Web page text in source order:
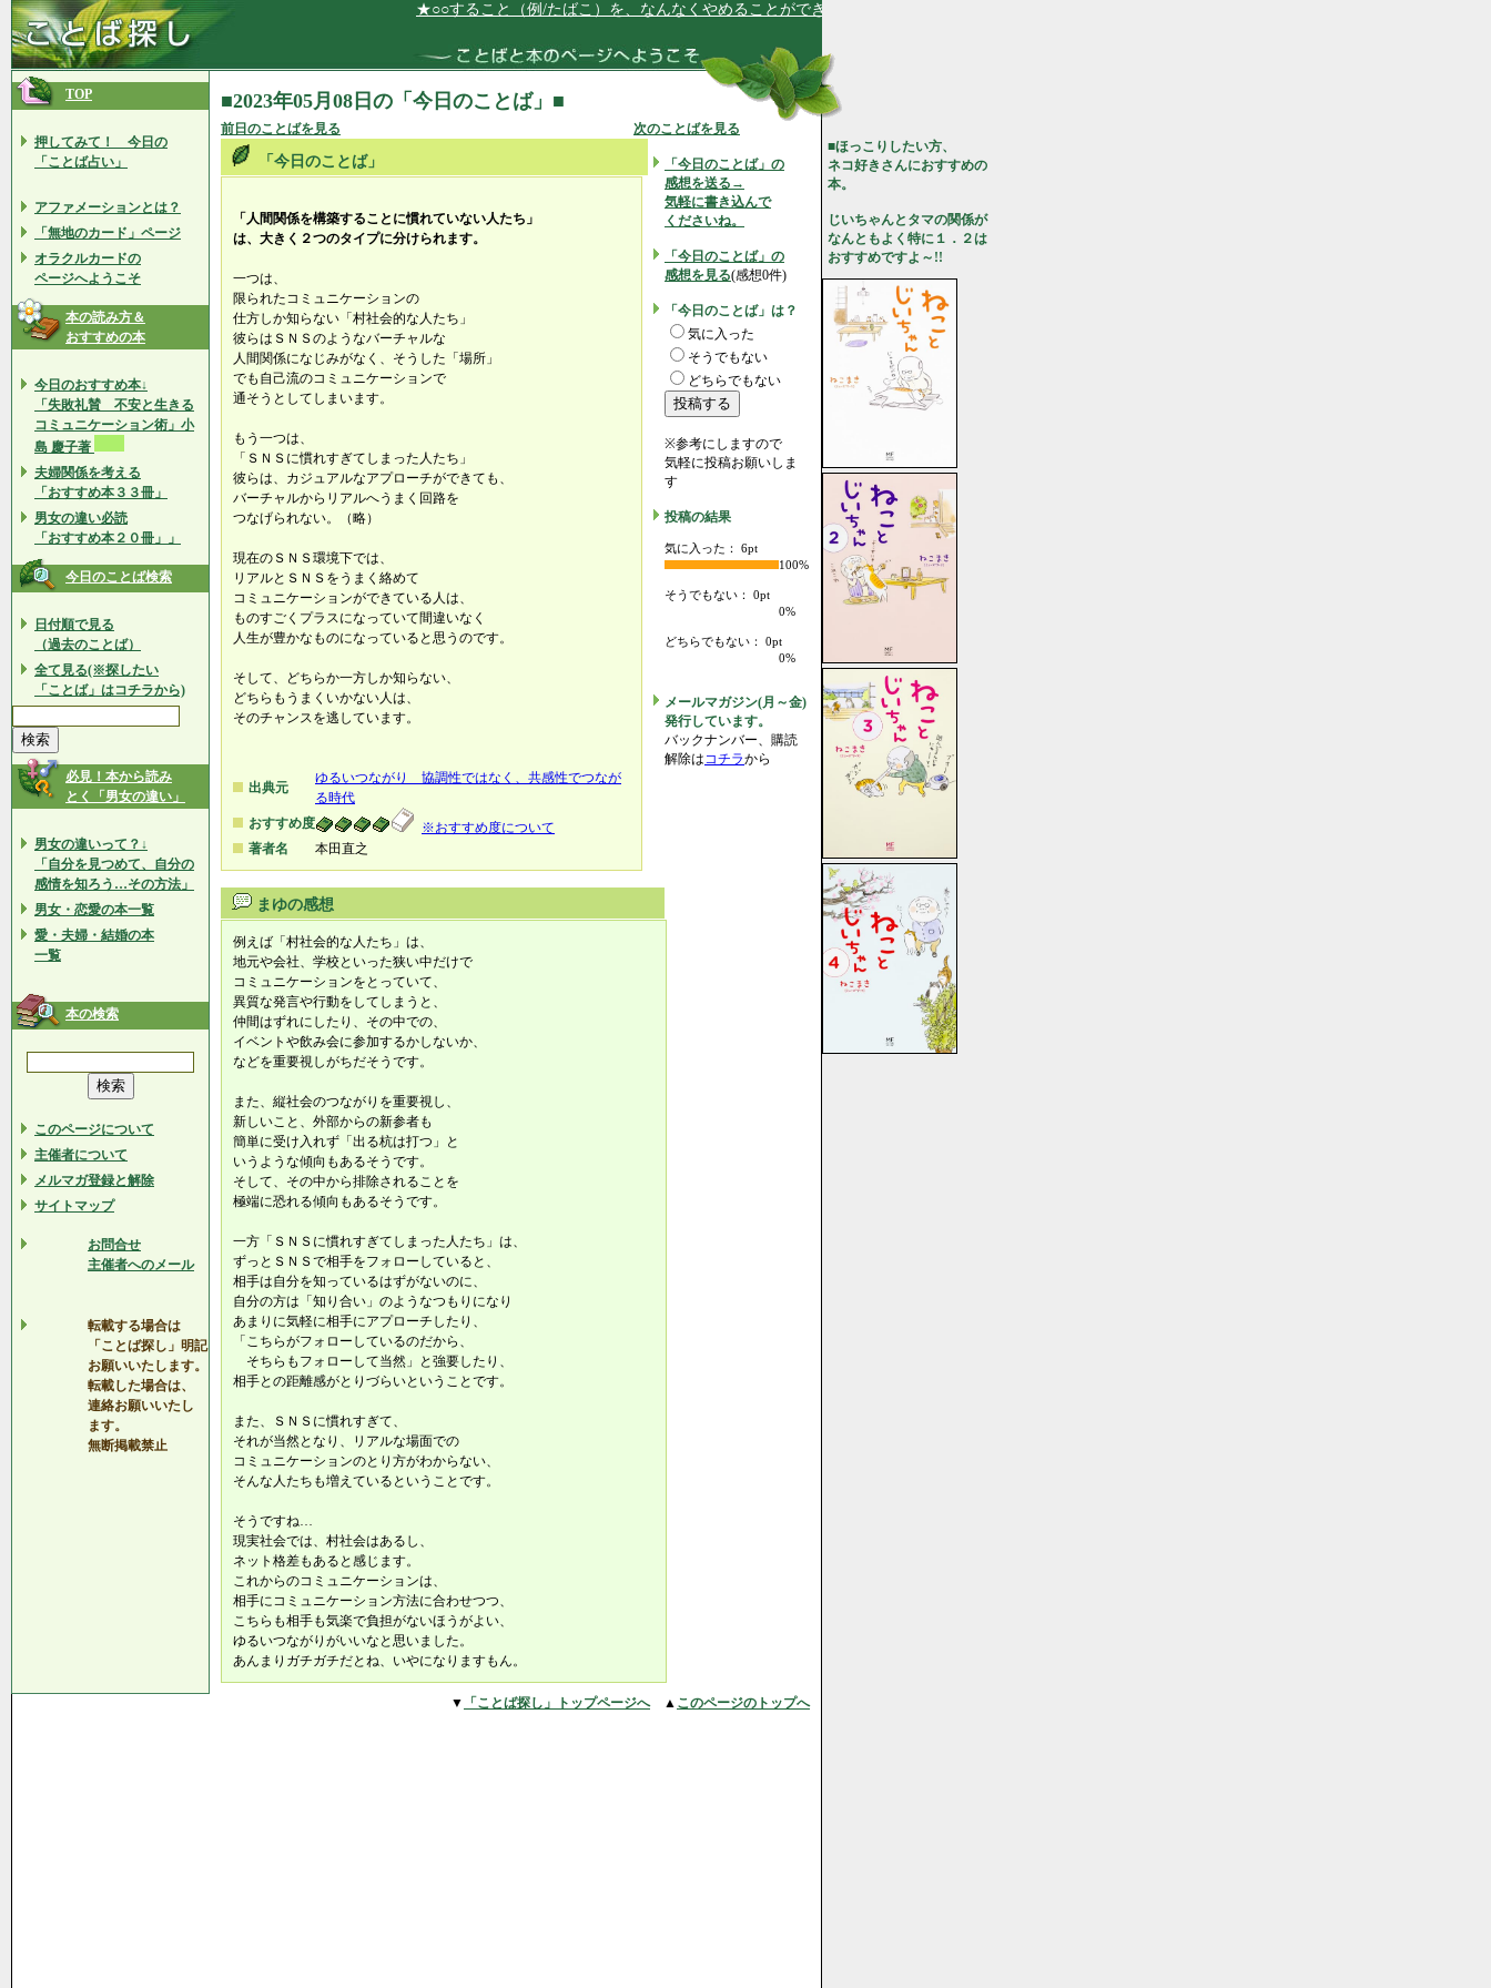
★○○すること（例/たばこ）を、なんなくやめることができます★
TOP
押してみて！ 今日の
「ことば占い」
アファメーションとは？
「無地のカード」ページ
オラクルカードの
ページへようこそ
本の読み方＆
おすすめの本
今日のおすすめ本↓
「失敗礼賛 不安と生きる
コミュニケーション術」小
島 慶子著
夫婦関係を考える
「おすすめ本３３冊」
男女の違い必読
「おすすめ本２０冊」」
今日のことば検索
日付順で見る
（過去のことば）
全て見る(※探したい
「ことば」はコチラから)
必見！本から読み
とく「男女の違い」
男女の違いって？↓
「自分を見つめて、自分の
感情を知ろう…その方法」
男女・恋愛の本一覧
愛・夫婦・結婚の本
一覧
本の検索
このページについて
主催者について
メルマガ登録と解除
サイトマップ
お問合せ
主催者へのメール
転載する場合は
「ことば探し」明記
お願いいたします。
転載した場合は、
連絡お願いいたし
ます。
無断掲載禁止
■2023年05月08日の「今日のことば」■
前日のことばを見る 次のことばを見る
「今日のことば」
「人間関係を構築することに慣れていない人たち」
は、大きく２つのタイプに分けられます。
一つは、
限られたコミュニケーションの
仕方しか知らない「村社会的な人たち」
彼らはＳＮＳのようなバーチャルな
人間関係になじみがなく、そうした「場所」
でも自己流のコミュニケーションで
通そうとしてしまいます。
もう一つは、
「ＳＮＳに慣れすぎてしまった人たち」
彼らは、カジュアルなアプローチができても、
バーチャルからリアルへうまく回路を
つなげられない。（略）
現在のＳＮＳ環境下では、
リアルとＳＮＳをうまく絡めて
コミュニケーションができている人は、
ものすごくプラスになっていて間違いなく
人生が豊かなものになっていると思うのです。
そして、どちらか一方しか知らない、
どちらもうまくいかない人は、
そのチャンスを逃しています。
出典元
ゆるいつながり 協調性ではなく、共感性でつなが
る時代
おすすめ度
※おすすめ度について
著者名
本田直之
まゆの感想
例えば「村社会的な人たち」は、
地元や会社、学校といった狭い中だけで
コミュニケーションをとっていて、
異質な発言や行動をしてしまうと、
仲間はずれにしたり、その中での、
イベントや飲み会に参加するかしないか、
などを重要視しがちだそうです。
また、縦社会のつながりを重要視し、
新しいこと、外部からの新参者も
簡単に受け入れず「出る杭は打つ」と
いうような傾向もあるそうです。
そして、その中から排除されることを
極端に恐れる傾向もあるそうです。
一方「ＳＮＳに慣れすぎてしまった人たち」は、
ずっとＳＮＳで相手をフォローしていると、
相手は自分を知っているはずがないのに、
自分の方は「知り合い」のようなつもりになり
あまりに気軽に相手にアプローチしたり、
「こちらがフォローしているのだから、
そちらもフォローして当然」と強要したり、
相手との距離感がとりづらいということです。
また、ＳＮＳに慣れすぎて、
それが当然となり、リアルな場面での
コミュニケーションのとり方がわからない、
そんな人たちも増えているということです。
そうですね…
現実社会では、村社会はあるし、
ネット格差もあると感じます。
これからのコミュニケーションは、
相手にコミュニケーション方法に合わせつつ、
こちらも相手も気楽で負担がないほうがよい、
ゆるいつながりがいいなと思いました。
あんまりガチガチだとね、いやになりますもん。
「今日のことば」の
感想を送る→
気軽に書き込んで
くださいね。
「今日のことば」の
感想を見る(感想0件)
「今日のことば」は？
気に入った
そうでもない
どちらでもない
※参考にしますので
気軽に投稿お願いしま
す
投稿の結果
気に入った： 6pt
100%
そうでもない： 0pt
0%
どちらでもない： 0pt
0%
メールマガジン(月～金)
発行しています。
バックナンバー、購読
解除はコチラから
■ほっこりしたい方、
ネコ好きさんにおすすめの
本。
じいちゃんとタマの関係が
なんともよく特に１．２は
おすすめですよ～!!
▼ 「ことば探し」トップページへ▲ このページのトップへ